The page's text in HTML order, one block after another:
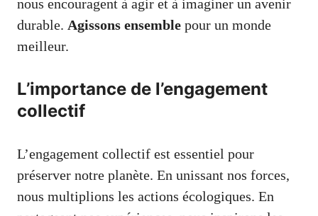
nous encouragent à agir et à imaginer un avenir
durable. Agissons ensemble pour un monde
meilleur.
L’importance de l’engagement
collectif
L’engagement collectif est essentiel pour
préserver notre planète. En unissant nos forces,
nous multiplions les actions écologiques. En